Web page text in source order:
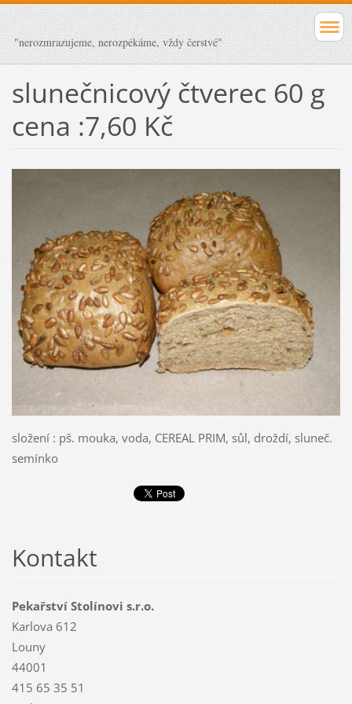
"nerozmrazujeme, nerozpékáme, vždy čerstvé"
slunečnicový čtverec 60 g
cena :7,60 Kč
složení : pš. mouka, voda, CEREAL PRIM, sůl, droždí, sluneč.
semínko
Kontakt
Pekařství Stolínovi s.r.o.
Karlova 612
Louny
44001
415 65 35 51